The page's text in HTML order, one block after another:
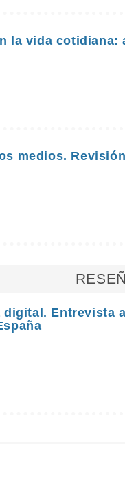
la vida cotidiana:
medios.
Entrevista